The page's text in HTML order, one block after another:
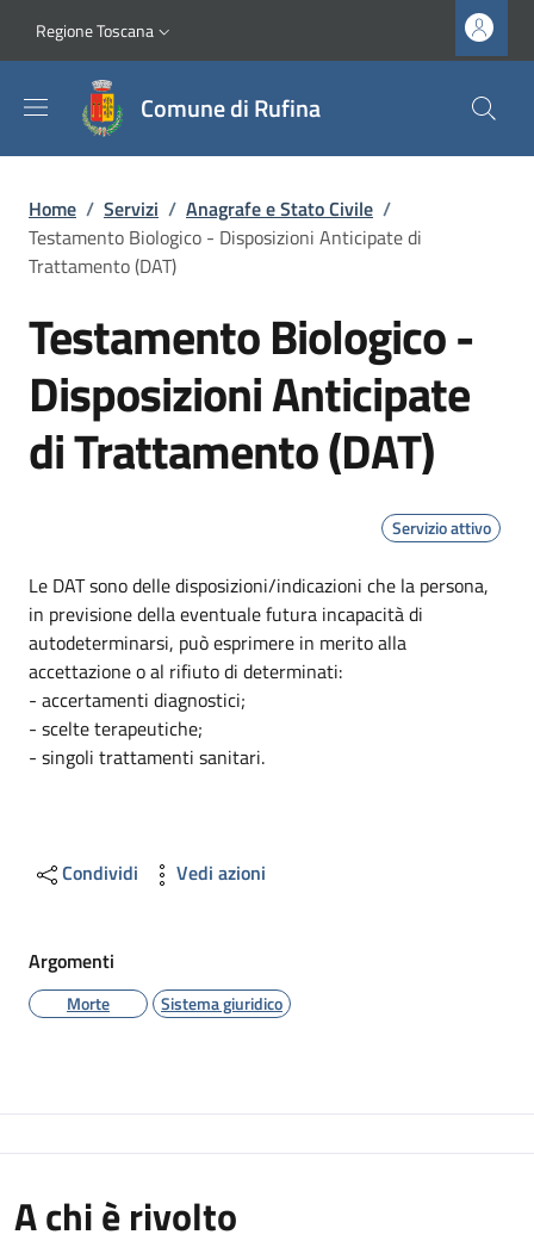
Slim top
Regione Toscana
Comune di Rufina
Briciole di pane
Home / Servizi / Anagrafe e Stato Civile /
Testamento Biologico - Disposizioni Anticipate di
Trattamento (DAT)
Testamento Biologico -
Disposizioni Anticipate
di Trattamento (DAT)
Servizio attivo
Dettagli
Le DAT sono delle disposizioni/indicazioni che la persona,
in previsione della eventuale futura incapacità di
autodeterminarsi, può esprimere in merito alla
accettazione o al rifiuto di determinati:
- accertamenti diagnostici;
- scelte terapeutiche;
- singoli trattamenti sanitari.
Condividi Vedi azioni
Argomenti
Morte Sistema giuridico
A chi è rivolto